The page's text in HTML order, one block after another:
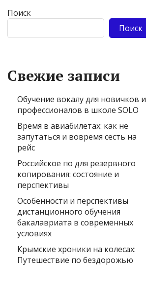
Поиск
Поиск
Свежие записи
Обучение вокалу для новичков и
профессионалов в школе SOLO
Время в авиабилетах: как не
запутаться и вовремя сесть на
рейс
Российское по для резервного
копирования: состояние и
перспективы
Особенности и перспективы
дистанционного обучения
бакалавриата в современных
условиях
Крымские хроники на колесах:
Путешествие по бездорожью